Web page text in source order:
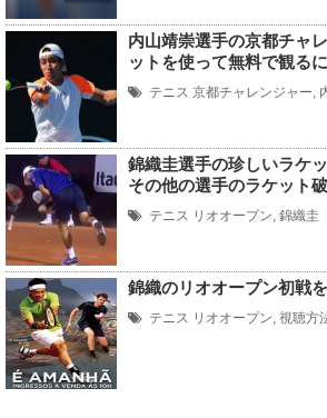
内山靖崇選手の京都チャ
ットを使って無料で観るに
テニス 京都チャレンジャー,
錦織圭選手の珍しいラケ
その他の選手のラケット
テニス リオオープン, 錦織圭
錦織のリオオープン初戦
テニス リオオープン, 視聴方